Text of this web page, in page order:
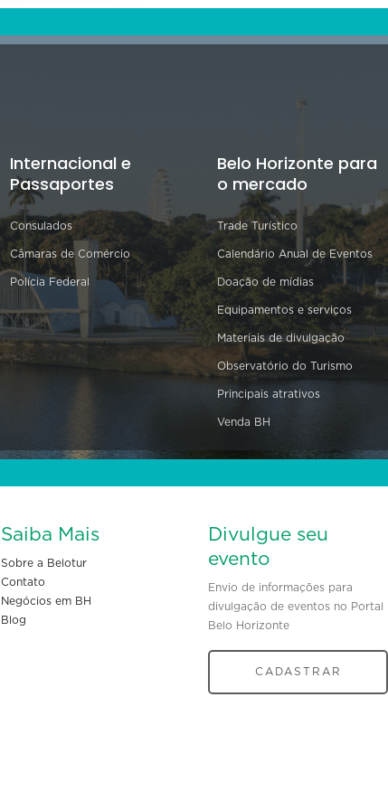
Internacional e
Passaportes
Consulados
Câmaras de Comércio
Polícia Federal
Belo Horizonte para
o mercado
Trade Turístico
Calendário Anual de Eventos
Doação de mídias
Equipamentos e serviços
Materiais de divulgação
Observatório do Turismo
Principais atrativos
Venda BH
Saiba Mais
Sobre a Belotur
Contato
Negócios em BH
Blog
Divulgue seu
evento
Envio de informações para
divulgação de eventos no Portal
Belo Horizonte
CADASTRAR